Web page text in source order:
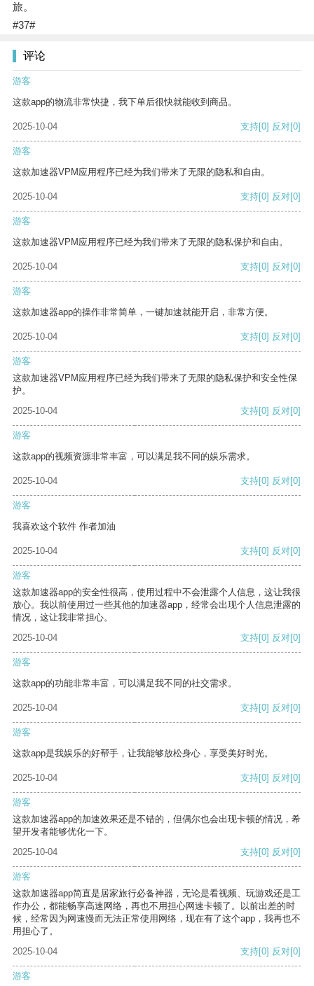
旅。
#37#
评论
游客
这款app的物流非常快捷，我下单后很快就能收到商品。
2025-10-04 支持[0] 反对[0]
游客
这款加速器VPM应用程序已经为我们带来了无限的隐私和自由。
2025-10-04 支持[0] 反对[0]
游客
这款加速器VPM应用程序已经为我们带来了无限的隐私保护和自由。
2025-10-04 支持[0] 反对[0]
游客
这款加速器app的操作非常简单，一键加速就能开启，非常方便。
2025-10-04 支持[0] 反对[0]
游客
这款加速器VPM应用程序已经为我们带来了无限的隐私保护和安全性保
护。
2025-10-04
支持[0] 反对[0]
游客
这款app的视频资源非常丰富，可以满足我不同的娱乐需求。
2025-10-04 支持[0] 反对[0]
游客
我喜欢这个软件 作者加油
2025-10-04 支持[0] 反对[0]
游客
这款加速器app的安全性很高，使用过程中不会泄露个人信息，这让我很
放心。我以前使用过一些其他的加速器app，经常会出现个人信息泄露的
情况，这让我非常担心。
2025-10-04
支持[0] 反对[0]
游客
这款app的功能非常丰富，可以满足我不同的社交需求。
2025-10-04 支持[0] 反对[0]
游客
这款app是我娱乐的好帮手，让我能够放松身心，享受美好时光。
2025-10-04 支持[0] 反对[0]
游客
这款加速器app的加速效果还是不错的，但偶尔也会出现卡顿的情况，希
望开发者能够优化一下。
2025-10-04
支持[0] 反对[0]
游客
这款加速器app简直是居家旅行必备神器，无论是看视频、玩游戏还是工
作办公，都能畅享高速网络，再也不用担心网速卡顿了。以前出差的时
候，经常因为网速慢而无法正常使用网络，现在有了这个app，我再也不
用担心了。
2025-10-04
支持[0] 反对[0]
游客